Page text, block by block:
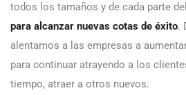
todos los tamaños y de cada parte
para alcanzar nuevas cotas de éxito.
alentamos a las empresas a
para continuar atrayendo a los
tiempo, atraer a otros nuevos.